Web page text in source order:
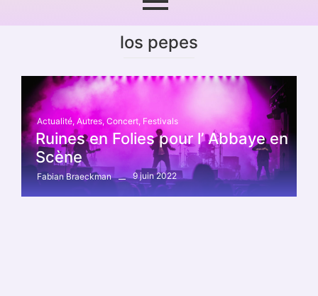
los pepes
Actualité, Autres, Concert, Festivals
Ruines en Folies pour l’ Abbaye en
Scène
Fabian Braeckman 9 juin 2022